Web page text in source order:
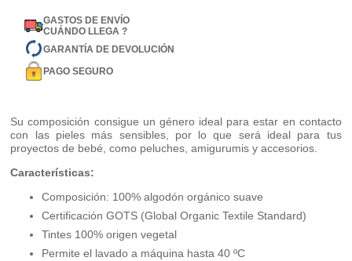
GASTOS DE ENVÍO
CUÁNDO LLEGA ?
GARANTÍA DE DEVOLUCIÓN
PAGO SEGURO
Su composición consigue un género ideal para estar en contacto
con las pieles más sensibles, por lo que será ideal para tus
proyectos de bebé, como peluches, amigurumis y accesorios.
Características:
Composición: 100% algodón orgánico suave
Certificación GOTS (Global Organic Textile Standard)
Tintes 100% origen vegetal
Permite el lavado a máquina hasta 40 ºC